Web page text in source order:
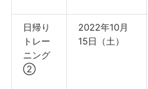
日帰り
トレー
ニング
②
2022年10月
15日（土）